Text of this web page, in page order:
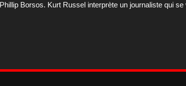
Borsos. Kurt Russel interprète un journaliste qui